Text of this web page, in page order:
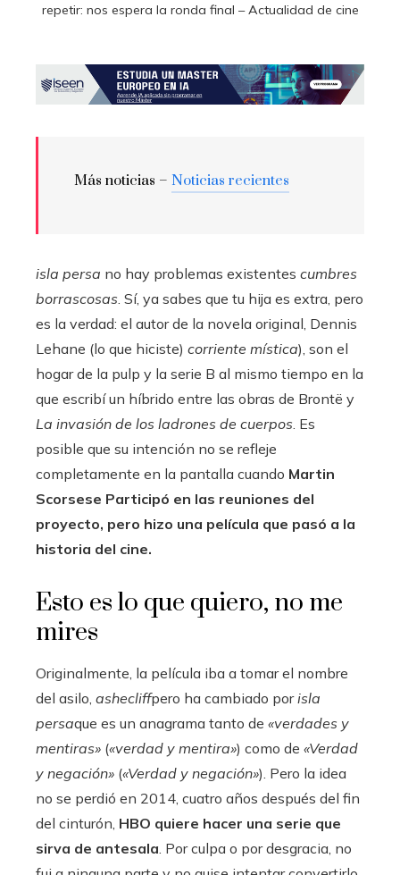
repetir: nos espera la ronda final – Actualidad de cine
Más noticias – Noticias recientes
isla persa no hay problemas existentes cumbres
borrascosas. Sí, ya sabes que tu hija es extra, pero
es la verdad: el autor de la novela original, Dennis
Lehane (lo que hiciste) corriente mística), son el
hogar de la pulp y la serie B al mismo tiempo en la
que escribí un híbrido entre las obras de Brontë y
La invasión de los ladrones de cuerpos. Es
posible que su intención no se refleje
completamente en la pantalla cuando Martin
Scorsese Participó en las reuniones del
proyecto, pero hizo una película que pasó a la
historia del cine.
Esto es lo que quiero, no me
mires
Originalmente, la película iba a tomar el nombre
del asilo, ashecliffpero ha cambiado porisla
persaque es un anagrama tanto de «verdades y
mentiras» («verdad y mentira») como de «Verdad
y negación» («Verdad y negación»). Pero la idea
no se perdió en 2014, cuatro años después del fin
del cinturón, HBO quiere hacer una serie que
sirva de antesala. Por culpa o por desgracia, no